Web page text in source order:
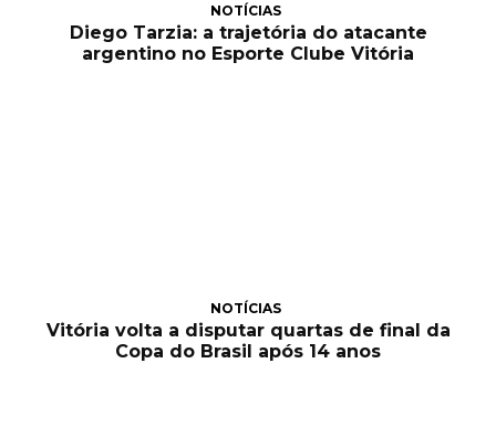
NOTÍCIAS
Diego Tarzia: a trajetória do atacante
argentino no Esporte Clube Vitória
NOTÍCIAS
Vitória volta a disputar quartas de final da
Copa do Brasil após 14 anos